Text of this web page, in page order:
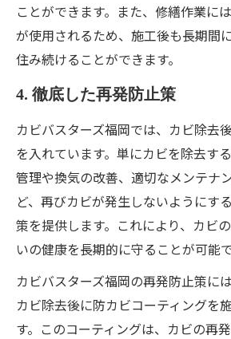
ことができます。また、修繕作業に
が使用されるため、施工後も長期間
住み続けることができます。
4. 徹底した再発防止策
カビバスターズ福岡では、カビ除去
を入れています。単にカビを除去す
管理や換気の改善、適切なメンテナ
ど、再びカビが発生しないようにす
策を提供します。これにより、カビ
いの健康を長期的に守ることが可能で
カビバスターズ福岡の再発防止策に
カビ除去後に防カビコーティングを
す。このコーティングは、カビの再